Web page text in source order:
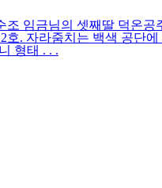
조 임금님의 셋째딸 덕온공
호. 자라줌치는 백색 공단
형태 . . .